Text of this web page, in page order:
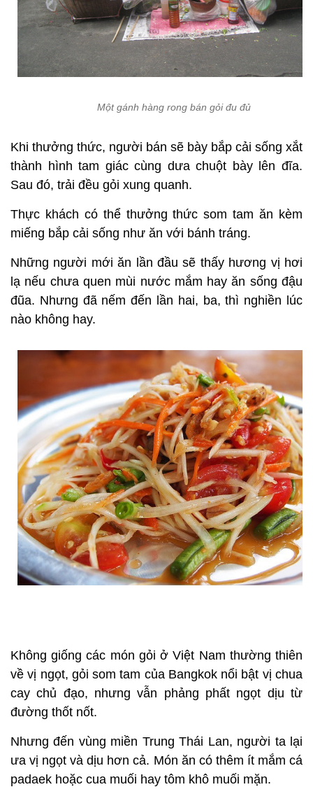
Một gánh hàng rong bán gỏi đu đủ
Khi thưởng thức, người bán sẽ bày bắp cải sống xắt
thành hình tam giác cùng dưa chuột bày lên đĩa.
Sau đó, trải đều gỏi xung quanh.
Thực khách có thể thưởng thức som tam ăn kèm
miếng bắp cải sống như ăn với bánh tráng.
Những người mới ăn lần đầu sẽ thấy hương vị hơi
lạ nếu chưa quen mùi nước mắm hay ăn sống đậu
đũa. Nhưng đã nếm đến lần hai, ba, thì nghiền lúc
nào không hay.
Không giống các món gỏi ở Việt Nam thường thiên
về vị ngọt, gỏi som tam của Bangkok nổi bật vị chua
cay chủ đạo, nhưng vẫn phảng phất ngọt dịu từ
đường thốt nốt.
Nhưng đến vùng miền Trung Thái Lan, người ta lại
ưa vị ngọt và dịu hơn cả. Món ăn có thêm ít mắm cá
padaek hoặc cua muối hay tôm khô muối mặn.